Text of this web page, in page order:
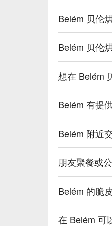
Belém 贝伦
Belém 贝伦
想在 Belém
Belém 有提
Belém 附近
朋友聚餐或
Belém 的脆
在 Belém 可